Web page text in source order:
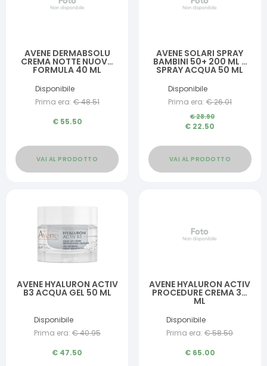
AVENE DERMABSOLU
CREMA NOTTE NUOVA
FORMULA 40 ML
Disponibile
Prima era: €48.51
€ 55.50
VAI AL PRODOTTO
AVENE SOLARI SPRAY
BAMBINI 50+ 200 ML +
SPRAY ACQUA 50 ML
Disponibile
Prima era: €26.01
€28.90
€ 22.50
VAI AL PRODOTTO
AVENE HYALURON ACTIV
B3 ACQUA GEL 50 ML
Disponibile
Prima era: €40.95
€ 47.50
AVENE HYALURON ACTIV
PROCEDURE CREMA 30
ML
Disponibile
Prima era: €58.50
€ 65.00